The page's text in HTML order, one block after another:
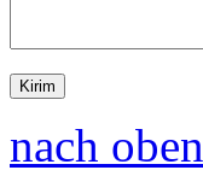
nach oben